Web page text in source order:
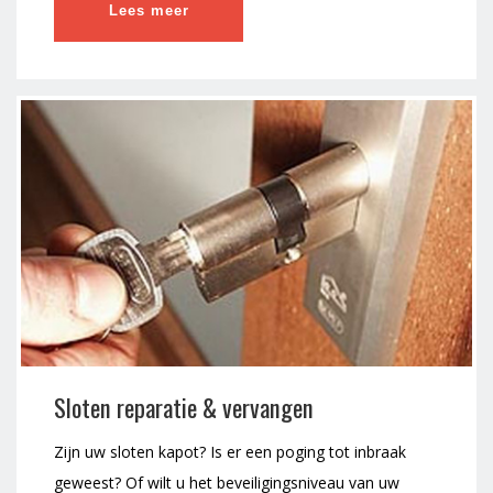
Lees meer
Sloten reparatie & vervangen
Zijn uw sloten kapot? Is er een poging tot inbraak
geweest? Of wilt u het beveiligingsniveau van uw